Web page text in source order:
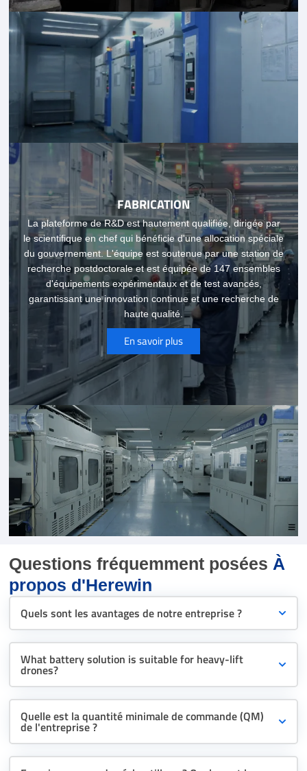
FABRICATION
La plateforme de R&D est hautement qualifiée, dirigée par
le scientifique en chef qui bénéficie d'une allocation spéciale
du gouvernement. L'équipe est soutenue par une station de
recherche postdoctorale et est équipée de 147 ensembles
d'équipements expérimentaux et de test avancés,
garantissant une innovation continue et une recherche de
haute qualité.
En savoir plus
Questions fréquemment posées À
propos d'Herewin
Quels sont les avantages de notre entreprise ?
What battery solution is suitable for heavy-lift
drones?
Quelle est la quantité minimale de commande (QM)
de l'entreprise ?